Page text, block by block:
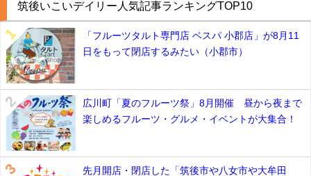
筑後いこいデイリー人気記事ランキングTOP10
「フルーツタルト専門店 ベスパ 小郡店」が8月11
日をもって閉店するみたい（小郡市）
広川町「夏のフルーツ祭」8月開催 昼から夜まで
楽しめるフルーツ・グルメ・イベントが大集合！
先月開店・閉店した「筑後市や八女市や大牟田